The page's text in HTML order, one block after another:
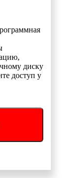
диску
доступ у